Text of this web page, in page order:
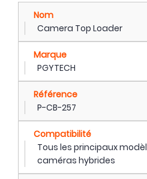
Nom
Camera Top Loader
Marque
PGYTECH
Référence
P-CB-257
Compatibilité
Tous les principaux
caméras hybrides